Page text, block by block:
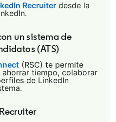
Recruiteropens in a new
desde la
un sistema de
(ATS)
opens in a new tab
(RSC) te permite
tiempo, colaborar
de LinkedIn